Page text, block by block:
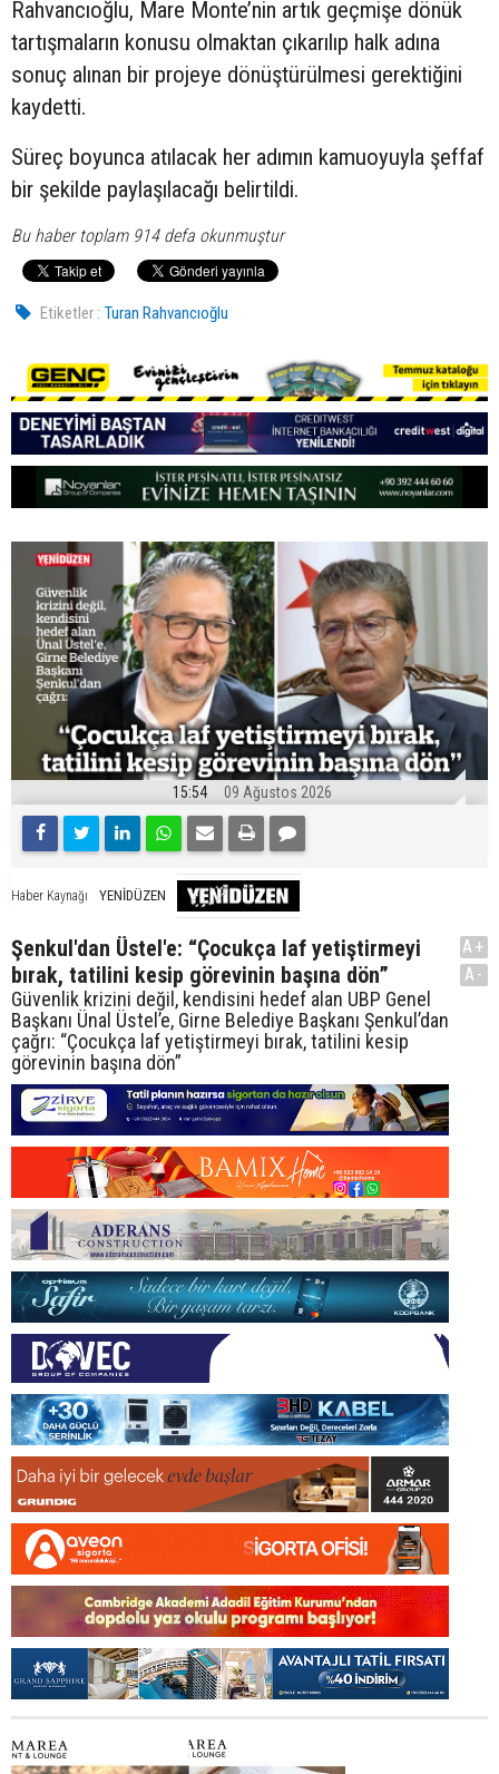
Rahvancıoğlu, Mare Monte’nin artık geçmişe dönük
tartışmaların konusu olmaktan çıkarılıp halk adına
sonuç alınan bir projeye dönüştürülmesi gerektiğini
kaydetti.
Süreç boyunca atılacak her adımın kamuoyuyla şeffaf
bir şekilde paylaşılacağı belirtildi.
Bu haber toplam 914 defa okunmuştur
Etiketler : Turan Rahvancıoğlu
15:54 09 Ağustos 2026
Haber Kaynağı YENİDÜZEN
Şenkul'dan Üstel'e: “Çocukça laf yetiştirmeyi
bırak, tatilini kesip görevinin başına dön”
Güvenlik krizini değil, kendisini hedef alan UBP Genel
Başkanı Ünal Üstel’e, Girne Belediye Başkanı Şenkul’dan
çağrı: “Çocukça laf yetiştirmeyi bırak, tatilini kesip
görevinin başına dön”
A+
A-